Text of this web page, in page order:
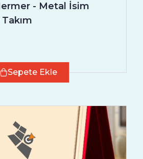
- Metal İsim
Takım
Sepete Ekle